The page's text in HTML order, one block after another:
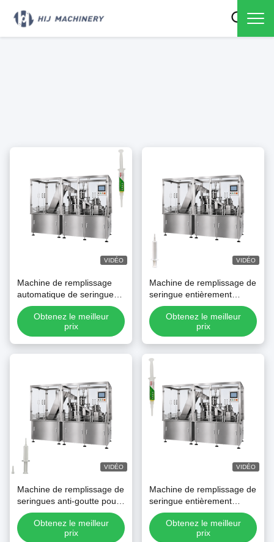
VIDÉO
Machine de remplissage
automatique de seringues
pour gel insecticide anti-
cafardsObtenez le meilleur
prix
VIDÉO
Machine de remplissage de
seringue entièrement
automatique pour appât au
gel de lutte contre les
termites
Obtenez le meilleur
prix
VIDÉO
Machine de remplissage de
seringues anti-goutte pour
gel d'appât anti-cafards
collantObtenez le meilleur
prix
VIDÉO
Machine de remplissage de
seringue entièrement
automatique pour appât au
gel de lutte contre les
termites
Obtenez le meilleur
prix